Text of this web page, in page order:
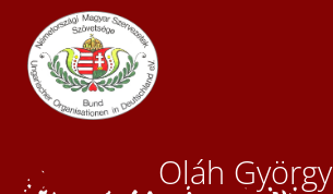
Oláh György